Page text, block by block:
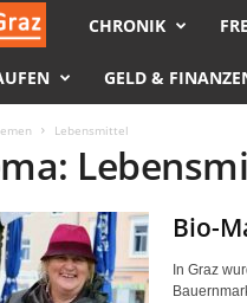
s
d
e
CHRONIK
GELD &
Lebensmittel
Bio-
In Graz